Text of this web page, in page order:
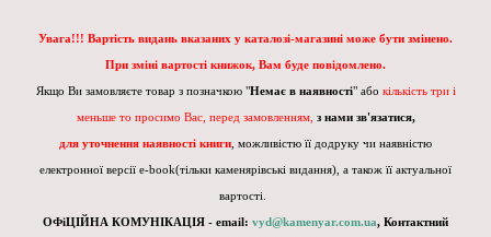
Увага!!! Вартість видань вказаних у каталозі-магазині може бути змінено.
При зміні вартості книжок, Вам буде повідомлено.
Якщо Ви замовляєте товар з позначкою "Немає в наявності" або кількість три і
меньше то просимо Вас, перед замовленням, з нами зв'язатися,
для уточнення наявності книги , можливістю її додруку чи наявністю
електронної версії e-book(тільки каменярівські видання), а також її актуальної
вартості.
ОФіЦІЙНА КОМУНІКАЦІЯ - email: vyd@kamenyar.com.ua, Контактний